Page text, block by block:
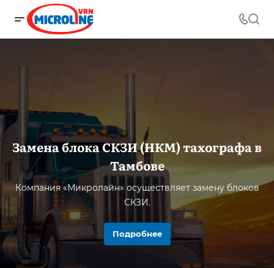
Замена блока СКЗИ (НКМ) тахографа в
Тамбове
Компания «Микролайн» осуществляет замену блоков
СКЗИ.
Подробнее